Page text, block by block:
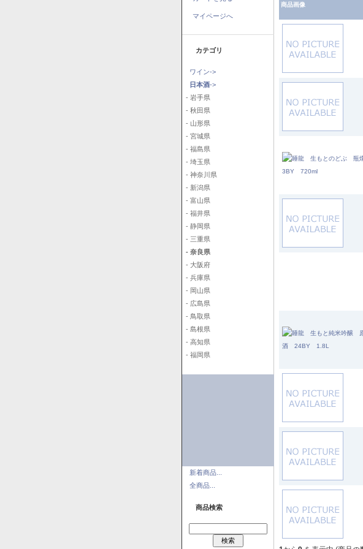
マイページへ
カテゴリ
ワイン->
日本酒->
- 岩手県
- 秋田県
- 山形県
- 宮城県
- 福島県
- 埼玉県
- 神奈川県
- 新潟県
- 富山県
- 福井県
- 静岡県
- 三重県
- 奈良県
- 大阪府
- 兵庫県
- 岡山県
- 広島県
- 鳥取県
- 島根県
- 高知県
- 福岡県
新着商品...
全商品...
商品検索
商品画像